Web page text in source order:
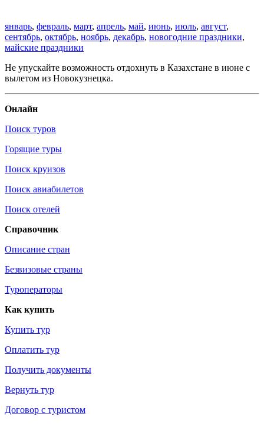
январь, февраль, март, апрель, май, июнь, июль, август,
сентябрь, октябрь, ноябрь, декабрь, новогодние праздники,
майские праздники
Не упускайте возможность отдохнуть в Казахстане в июне с
вылетом из Новокузнецка.
Онлайн
Поиск туров
Горящие туры
Поиск круизов
Поиск авиабилетов
Поиск отелей
Справочник
Описание стран
Безвизовые страны
Туроператоры
Как купить
Купить тур
Оплатить тур
Получить документы
Вернуть тур
Договор с туристом